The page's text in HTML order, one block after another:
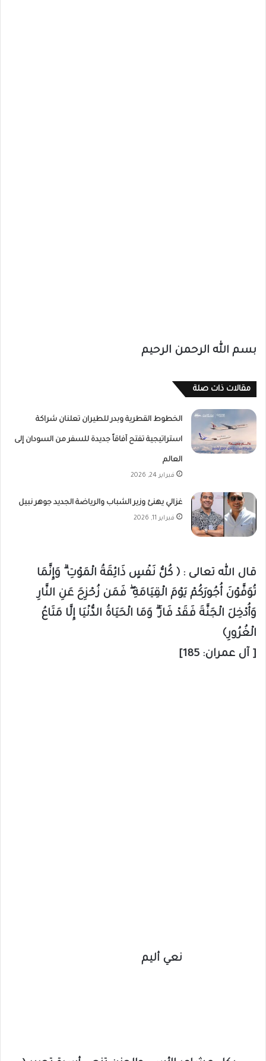
بسم الله الرحمن الرحيم
مقالات ذات صلة
الخطوط القطرية وبدر للطيران تعلنان شراكة
استراتيجية تفتح آفاقاً جديدة للسفر من السودان إلى
العالم
فبراير 24, 2026
غزالي يهنئ وزير الشباب والرياضة الجديد جوهر نبيل
فبراير 11, 2026
قال الله تعالى : ﴿ كُلُّ نَفْسٍ ذَائِقَةُ الْمَوْتِ ۗ وَإِنَّمَا
تُوَفَّوْنَ أُجُورَكُمْ يَوْمَ الْقِيَامَةِ ۖ فَمَن زُحْزِحَ عَنِ النَّارِ
وَأُدْخِلَ الْجَنَّةَ فَقَدْ فَازَ ۗ وَمَا الْحَيَاةُ الدُّنْيَا إِلَّا مَتَاعُ
الْغُرُورِ﴾
[ آل عمران: 185]
نعي أليم